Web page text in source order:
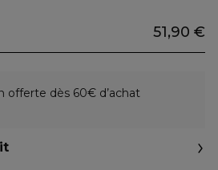
51,90 €
offerte dès 60€ d’achat